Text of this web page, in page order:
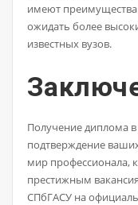
имеют преимущества
ожидать более
известных вузов.
Получение диплома
подтверждение
мир профессионала,
престижным
СПбГАСУ на